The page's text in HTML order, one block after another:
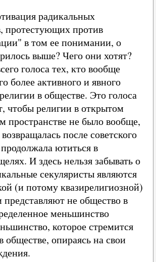
радикальных
протестующих против
в том ее понимании, о
выше? Чего они хотят?
голоса тех, кто вообще
более активного и явного
в обществе. Это голоса
чтобы религии в открытом
пространстве не было вообще,
после советского
ютиться в
И здесь нельзя забывать о
секуляристы являются
(и потому квазирелигиозной)
не общество в
меньшинство
которое стремится
обществе, опираясь на свои